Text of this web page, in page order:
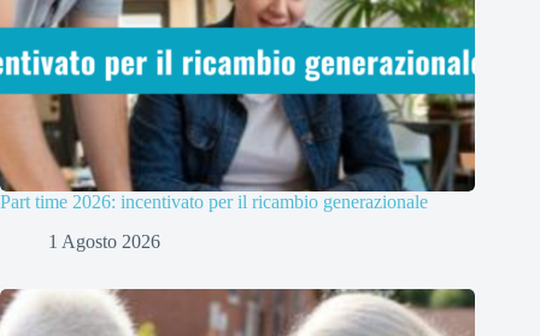
Part time 2026: incentivato per il ricambio generazionale
1 Agosto 2026